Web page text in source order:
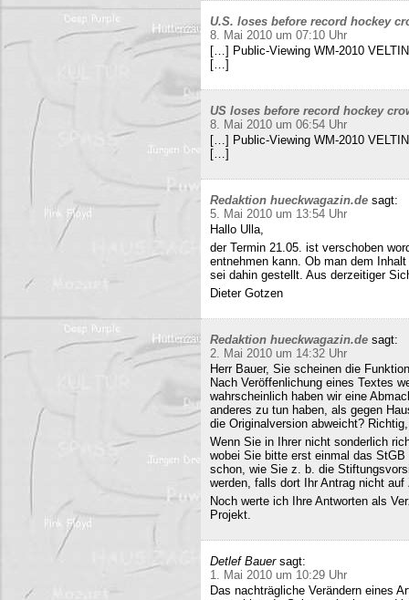
U.S. loses before record hockey
8. Mai 2010 um 07:10 Uhr
[…] Public-Viewing WM-2010
[…]
US loses before record hockey
8. Mai 2010 um 06:54 Uhr
[…] Public-Viewing WM-2010
[…]
Redaktion hueckwagazin.de sagt:
5. Mai 2010 um 13:54 Uhr
Hallo Ulla,
der Termin 21.05. ist verschoben
entnehmen kann. Ob man dem
sei dahin gestellt. Aus derzeitiger
Dieter Gotzen
Redaktion hueckwagazin.de sagt:
2. Mai 2010 um 14:32 Uhr
Herr Bauer, Sie scheinen die
Nach Veröffenlichung eines Textes
wahrscheinlich haben wir eine
anderes zu tun haben, als gegen
die Originalversion abweicht?
Wenn Sie in Ihrer nicht sonderlich
wobei Sie bitte erst einmal das
schon, wie Sie z. b. die
werden, falls dort Ihr Antrag nicht
Noch werte ich Ihre Antworten als
Projekt.
Detlef Bauer sagt:
1. Mai 2010 um 10:29 Uhr
Das nachträgliche Verändern eines